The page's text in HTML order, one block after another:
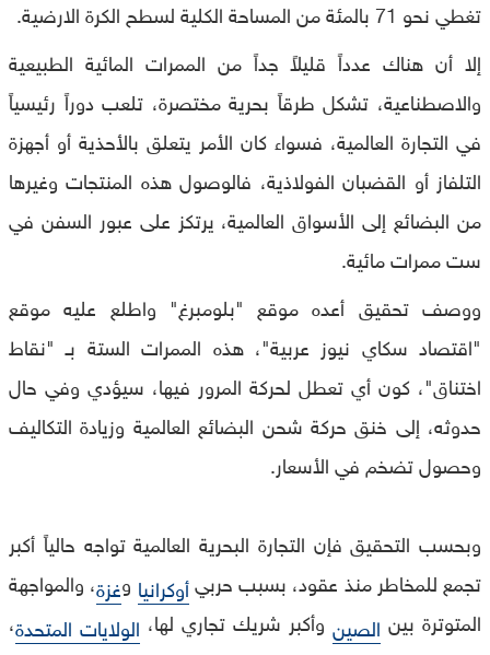
تغطي نحو 71 بالمئة من المساحة الكلية لسطح الكرة الارضية.
إلا أن هناك عدداً قليلاً جداً من الممرات المائية الطبيعية
والاصطناعية، تشكل طرقاً بحرية مختصرة، تلعب دوراً رئيسياً
في التجارة العالمية، فسواء كان الأمر يتعلق بالأحذية أو أجهزة
التلفاز أو القضبان الفولاذية، فالوصول هذه المنتجات وغيرها
من البضائع إلى الأسواق العالمية، يرتكز على عبور السفن في
ست ممرات مائية.
ووصف تحقيق أعده موقع "بلومبرغ" واطلع عليه موقع
"اقتصاد سكاي نيوز عربية"، هذه الممرات الستة بـ "نقاط
اختناق"، كون أي تعطل لحركة المرور فيها، سيؤدي وفي حال
حدوثه، إلى خنق حركة شحن البضائع العالمية وزيادة التكاليف
وحصول تضخم في الأسعار.
وبحسب التحقيق فإن التجارة البحرية العالمية تواجه حالياً أكبر
تجمع للمخاطر منذ عقود، بسبب حربيأوكرانيا وغزة، والمواجهة
المتوترة بين الصين وأكبر شريك تجاري لها، الولايات المتحدة،